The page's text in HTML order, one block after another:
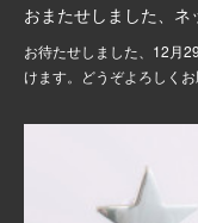
おまたせしました、ネ
お待たせしました、12月
けます。どうぞよろしくお